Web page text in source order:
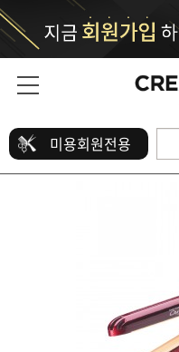
미용회원전용